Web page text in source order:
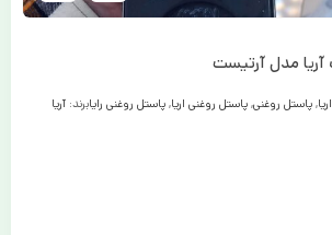
اریا,پاستل روغنی,پاستل روغنی اریا,پاستل روغنی رایابرند: آریا